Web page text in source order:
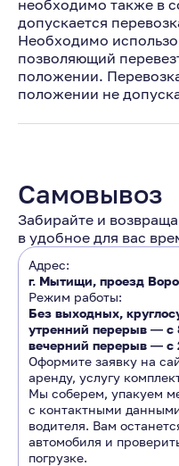
необходимо также в
допускается
Необходимо
позволяющий
положении.
положении не
Самовывоз
Забирайте и
в удобное для вас
Адрес:
г. Мытищи, проезд
Режим работы:
Без выходных,
утренний перерыв ― с
вечерний перерыв ― с
Оформите заявку на
аренду, услугу
Мы соберем, упакуем
с контактными
водителя. Вам
автомобиля и
погрузке.